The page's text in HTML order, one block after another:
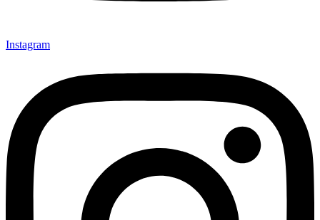
Instagram